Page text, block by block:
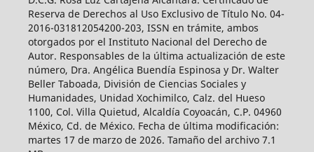
Reserva de Derechos al Uso Exclusivo de Título No. 04-
2016-031812054200-203, ISSN en trámite, ambos
otorgados por el Instituto Nacional del Derecho de
Autor. Responsables de la última actualización de este
número, Dra. Angélica Buendía Espinosa y Dr. Walter
Beller Taboada, División de Ciencias Sociales y
Humanidades, Unidad Xochimilco, Calz. del Hueso
1100, Col. Villa Quietud, Alcaldía Coyoacán, C.P. 04960
México, Cd. de México. Fecha de última modificación:
martes 17 de marzo de 2026. Tamaño del archivo 7.1